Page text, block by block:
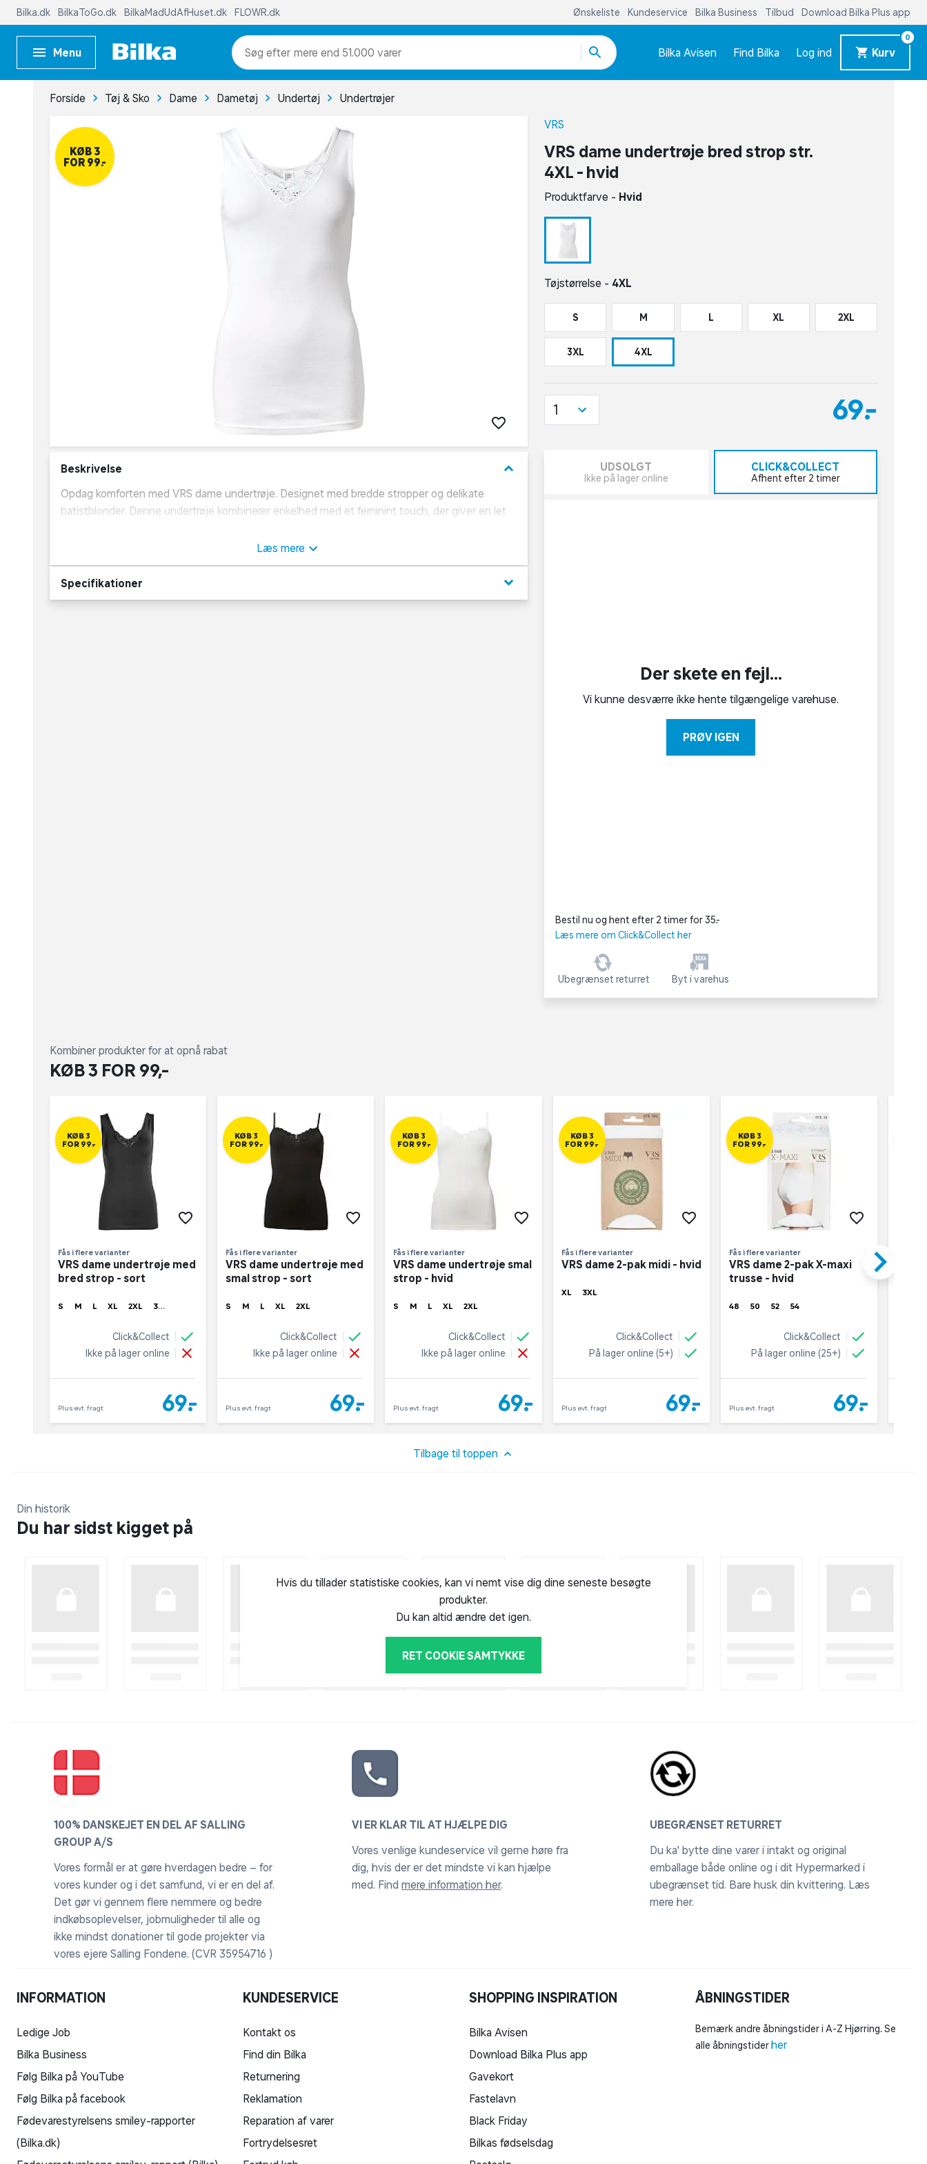
Bilka.dk BilkaToGo.dk BilkaMadUdAfHuset.dk FLOWR.dk Ønskeliste Kundeservice Bilka Business Tilbud Download Bilka Plus app
Menu mere end 51.000 varer Bilka Avisen Find Bilka Log ind Kurv
0
Forside Tøj & Sko Dame Dametøj Undertøj Undertrøjer
KØB 3
FOR 99,-
Beskrivelse keyboard_arrow_down
Opdag komforten med VRS dame undertrøje. Designet med bredde stropper og delikate
batistblonder. Denne undertrøje kombinerer enkelhed med et feminint touch, der giver en let
Læs mere
Specifikationer keyboard_arrow_down
VRS
VRS dame undertrøje bred strop str.
4XL - hvid
Produktfarve - Hvid
Tøjstørrelse - 4XL
S M L XL 2XL
3XL 4XL
69,-
1
UDSOLGT
Ikke på lager online
CLICK&COLLECT
Afhent efter 2 timer
Der skete en fejl...
Vi kunne desværre ikke hente tilgængelige varehuse.
PRØV IGEN
Bestil nu og hent efter 2 timer for 35,-
Læs mere om Click&Collect her
Ubegrænset returret Byt i varehus
Kombiner produkter for at opnå rabat
KØB 3 FOR 99,-
KØB 3
FOR 99,-
Fås i flere varianter
VRS dame undertrøje med
bred strop - sort
S M L XL 2XL
3X
Click&Collect
Ikke på lager online
Plus evt. fragt 69,-
KØB 3
FOR 99,-
Fås i flere varianter
VRS dame undertrøje med
smal strop - sort
S M L XL 2XL
Click&Collect
Ikke på lager online
Plus evt. fragt 69,-
KØB 3
FOR 99,-
Fås i flere varianter
VRS dame undertrøje smal
strop - hvid
S M L XL 2XL
Click&Collect
Ikke på lager online
Plus evt. fragt 69,-
KØB 3
FOR 99,-
Fås i flere varianter
VRS dame 2-pak midi - hvid
XL 3XL
Click&Collect
På lager online (5+)
Plus evt. fragt 69,-
KØB 3
FOR 99,-
Fås i flere varianter
VRS dame 2-pak X-maxi
trusse - hvid
48 50 52 54
Click&Collect
På lager online (25+)
Plus evt. fragt 69,-
keyboard_arrow_right
Tilbage til toppen
Din historik
Du har sidst kigget på
Hvis du tillader statistiske cookies, kan vi nemt vise dig dine seneste besøgte
produkter.
Du kan altid ændre det igen.
RET COOKIE SAMTYKKE
100% DANSKEJET EN DEL AF SALLING
GROUP A/S
Vores formål er at gøre hverdagen bedre – for
vores kunder og i det samfund, vi er en del af.
Det gør vi gennem flere nemmere og bedre
indkøbsoplevelser, jobmuligheder til alle og
ikke mindst donationer til gode projekter via
vores ejere Salling Fondene. (CVR 35954716 )
VI ER KLAR TIL AT HJÆLPE DIG
Vores venlige kundeservice vil gerne høre fra
dig, hvis der er det mindste vi kan hjælpe
med. Find mere information her.
UBEGRÆNSET RETURRET
Du ka' bytte dine varer i intakt og original
emballage både online og i dit Hypermarked i
ubegrænset tid. Bare husk din kvittering. Læs
mere her.
INFORMATION
Ledige Job
Bilka Business
Følg Bilka på YouTube
Følg Bilka på facebook
Fødevarestyrelsens smiley-rapporter
(Bilka.dk)
KUNDESERVICE
Kontakt os
Find din Bilka
Returnering
Reklamation
Reparation af varer
Fortrydelsesret
SHOPPING INSPIRATION
Bilka Avisen
Download Bilka Plus app
Gavekort
Fastelavn
Black Friday
Bilkas fødselsdag
ÅBNINGSTIDER
Bemærk andre åbningstider i A-Z Hjørring. Se
alle åbningstiderher